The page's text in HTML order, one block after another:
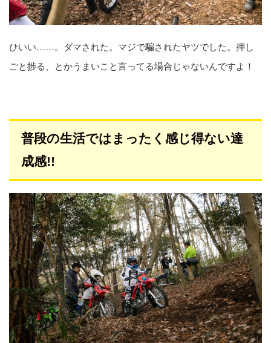
ひいい……。ダマされた。マジで騙されたヤツでした。押し
ごと捗る、とかうまいこと言ってる場合じゃないんですよ！
普段の生活ではまったく感じ得ない達
成感!!